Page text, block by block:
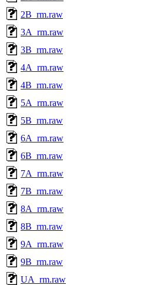
2B_rm.raw
3A_rm.raw
3B_rm.raw
4A_rm.raw
4B_rm.raw
5A_rm.raw
5B_rm.raw
6A_rm.raw
6B_rm.raw
7A_rm.raw
7B_rm.raw
8A_rm.raw
8B_rm.raw
9A_rm.raw
9B_rm.raw
UA_rm.raw